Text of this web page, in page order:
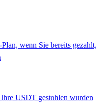
wenn Sie bereits gezahlt,
USDT gestohlen wurden